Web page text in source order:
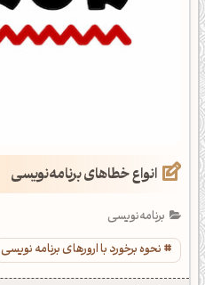
انواع خطاهای برنامه‌نویسی
برنامه‌نویسی
نحوه برخورد با ارورهای برنامه نویسی